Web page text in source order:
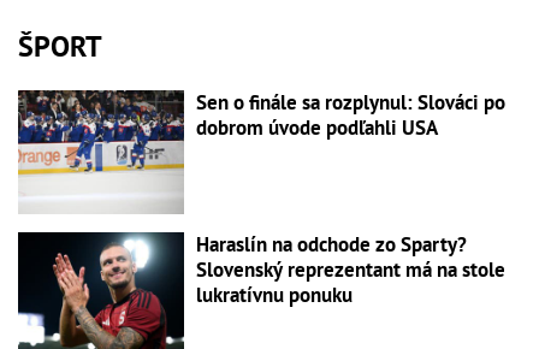
ŠPORT
Sen o finále sa rozplynul: Slováci po
dobrom úvode podľahli USA
Haraslín na odchode zo Sparty?
Slovenský reprezentant má na stole
lukratívnu ponuku